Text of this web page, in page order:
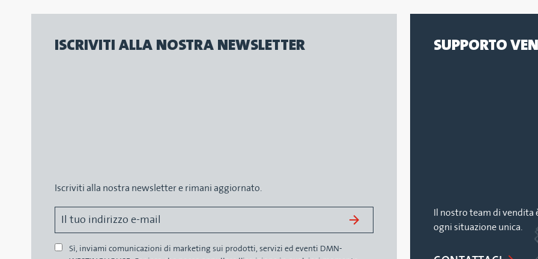
ISCRIVITI ALLA NOSTRA NEWSLETTER
Iscriviti alla nostra newsletter e rimani aggiornato.
Sì, inviami comunicazioni di marketing sui prodotti, servizi ed eventi DMN-
SUPPORTO
Il nostro team di
ogni situazione unica.